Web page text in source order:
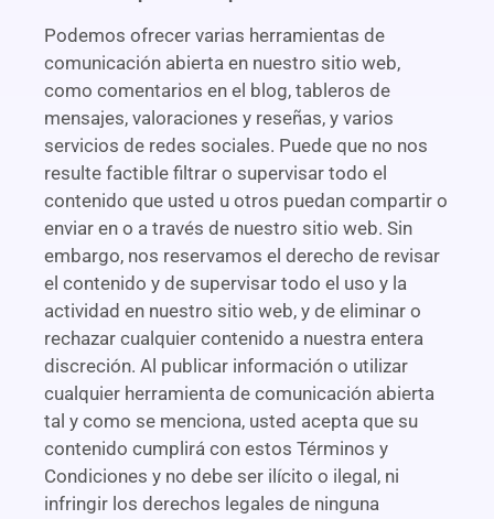
Podemos ofrecer varias herramientas de
comunicación abierta en nuestro sitio web,
como comentarios en el blog, tableros de
mensajes, valoraciones y reseñas, y varios
servicios de redes sociales. Puede que no nos
resulte factible filtrar o supervisar todo el
contenido que usted u otros puedan compartir o
enviar en o a través de nuestro sitio web. Sin
embargo, nos reservamos el derecho de revisar
el contenido y de supervisar todo el uso y la
actividad en nuestro sitio web, y de eliminar o
rechazar cualquier contenido a nuestra entera
discreción. Al publicar información o utilizar
cualquier herramienta de comunicación abierta
tal y como se menciona, usted acepta que su
contenido cumplirá con estos Términos y
Condiciones y no debe ser ilícito o ilegal, ni
infringir los derechos legales de ninguna